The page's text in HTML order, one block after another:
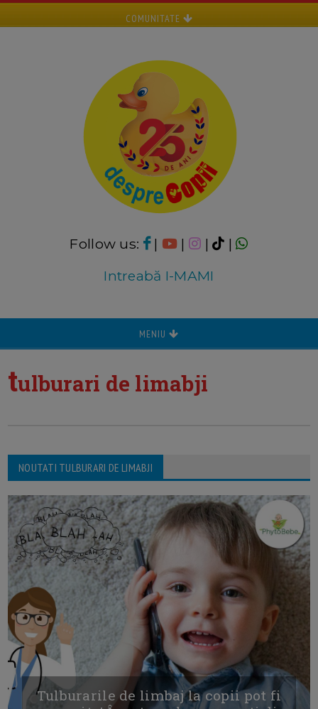
COMUNITATE
Follow us: | | |
|
Intreabă I-MAMI
MENIU
tulburari de limabji
NOUTATI TULBURARI DE LIMABJI
Tulburarile de limbaj la copii pot fi